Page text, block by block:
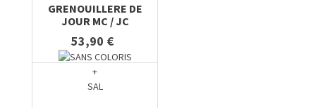
GRENOUILLERE DE
JOUR MC / JC
53,90 €
+
SAL